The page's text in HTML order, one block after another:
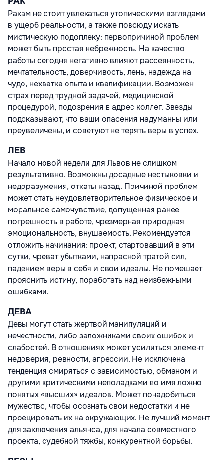
Ракам не стоит увлекаться утопическими взглядами
в ущерб реальности, а также повсюду искать
мистическую подоплеку: первопричиной проблем
может быть простая небрежность. На качество
работы сегодня негативно влияют рассеянность,
мечтательность, доверчивость, лень, надежда на
чудо, нехватка опыта и квалификации. Возможен
страх перед трудной задачей, медицинской
процедурой, подозрения в адрес коллег. Звезды
подсказывают, что ваши опасения надуманны или
преувеличены, и советуют не терять веры в успех.
ЛЕВ
Начало новой недели для Львов не слишком
результативно. Возможны досадные нестыковки и
недоразумения, откаты назад. Причиной проблем
может стать неудовлетворительное физическое и
моральное самочувствие, допущенная ранее
погрешность в работе, чрезмерная природная
эмоциональность, внушаемость. Рекомендуется
отложить начинания: проект, стартовавший в эти
сутки, чреват убытками, напрасной тратой сил,
падением веры в себя и свои идеалы. Не помешает
прояснить истину, поработать над неизбежными
ошибками.
ДЕВА
Девы могут стать жертвой манипуляций и
нечестности, либо заложниками своих ошибок и
слабостей. В отношениях может усилиться элемент
недоверия, ревности, агрессии. Не исключена
тенденция смиряться с зависимостью, обманом и
другими критическими неполадками во имя ложно
понятых «высших» идеалов. Может понадобиться
мужество, чтобы осознать свои недостатки и не
проецировать их на окружающих. Не лучший момент
для заключения альянса, для начала совместного
проекта, судебной тяжбы, конкурентной борьбы.